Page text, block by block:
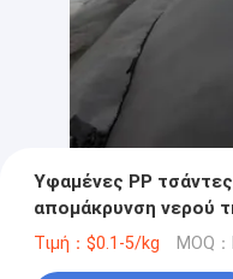
Υφαμένες PP
απομάκρυνση νερού
κατασκευής που
Τιμή：$0.1-5/kg MOQ